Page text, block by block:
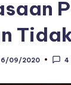
09/2020 4